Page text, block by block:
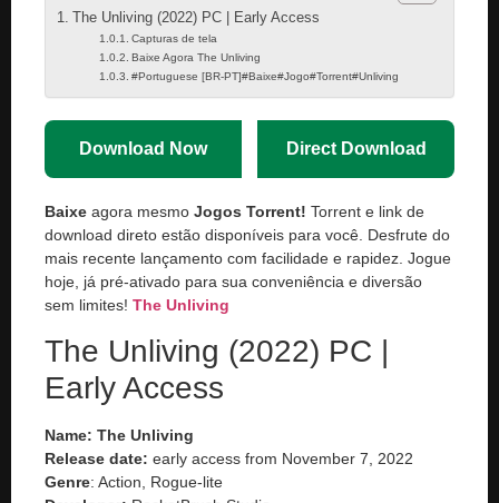
The Unliving (2022) PC | Early Access
Capturas de tela
Baixe Agora The Unliving
#Portuguese [BR-PT]#Baixe#Jogo#Torrent#Unliving
Download Now Direct Download
Baixe agora mesmo Jogos Torrent! Torrent e link de
download direto estão disponíveis para você. Desfrute do
mais recente lançamento com facilidade e rapidez. Jogue
hoje, já pré-ativado para sua conveniência e diversão
sem limites! The Unliving
The Unliving (2022) PC |
Early Access
Name: The Unliving
Release date: early access from November 7, 2022
Genre: Action, Rogue-lite